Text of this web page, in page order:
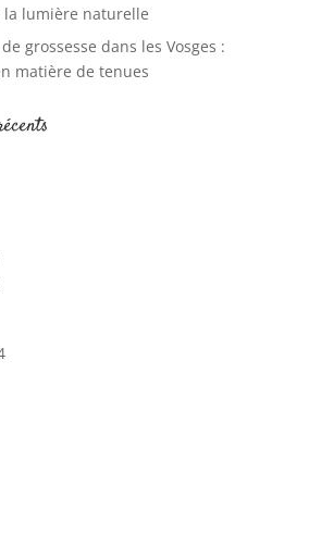
la lumière naturelle
grossesse dans les Vosges :
matière de tenues